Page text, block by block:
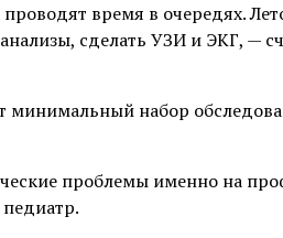
время в очередях.
сделать УЗИ и ЭКГ, —
минимальный набор
проблемы именно на